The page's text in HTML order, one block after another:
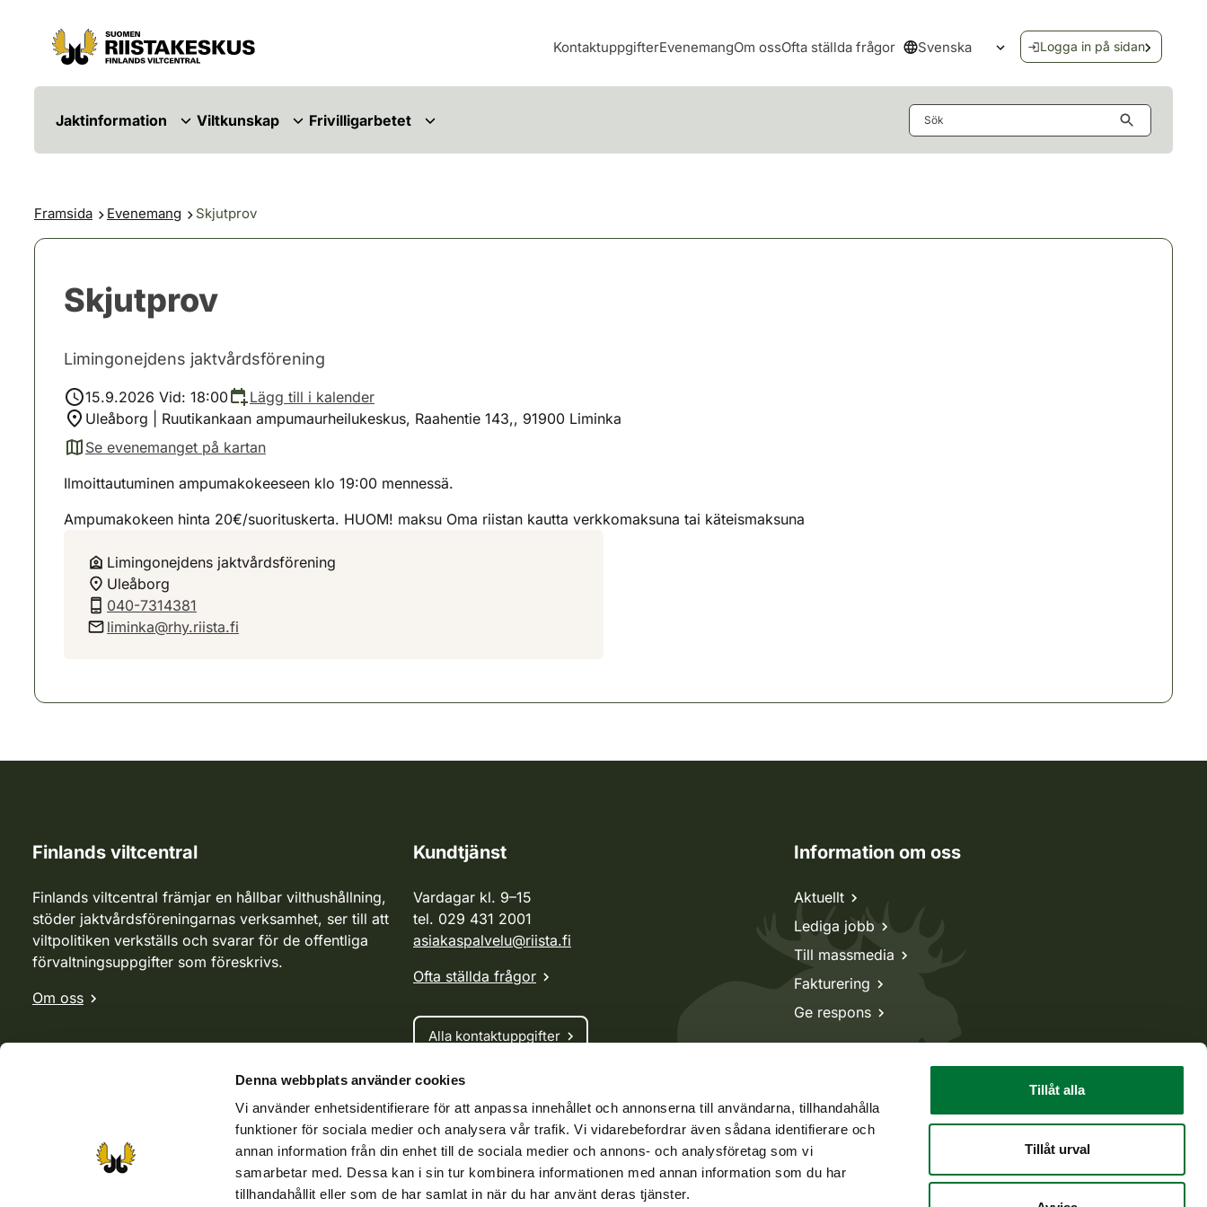
Denna webbplats använder cookies
Vi använder enhetsidentifierare för att anpassa innehållet och annonserna till användarna, tillhandahålla
funktioner för sociala medier och analysera vår trafik. Vi vidarebefordrar även sådana identifierare och
annan information från din enhet till de sociala medier och annons- och analysföretag som vi
samarbetar med. Dessa kan i sin tur kombinera informationen med annan information som du har
tillhandahållit eller som de har samlat in när du har använt deras tjänster.
Tillåt alla
Tillåt urval
Hoppa till innehåll
Gå till webbplatskartan
KontaktuppgifterEvenemangOm ossOfta ställda frågor Svenska
Öppna språkmenyn
Logga in på sidan
Jaktinformation Viltkunskap Frivilligarbetet
Framsida Evenemang Skjutprov
Skjutprov
Limingonejdens jaktvårdsförening
15.9.2026 Vid: 18:00
Lägg till i kalender
Uleåborg | Ruutikankaan ampumaurheilukeskus, Raahentie 143,, 91900 Liminka
Se evenemanget på kartan
(avautuu uuteen välilehteen)
Ilmoittautuminen ampumakokeeseen klo 19:00 mennessä.
Ampumakokeen hinta 20€/suorituskerta. HUOM! maksu Oma riistan kautta verkkomaksuna tai käteismaksuna
Limingonejdens jaktvårdsförening
Uleåborg
040-7314381
liminka@rhy.riista.fi
Finlands viltcentral
Finlands viltcentral främjar en hållbar vilthushållning,
stöder jaktvårdsföreningarnas verksamhet, ser till att
viltpolitiken verkställs och svarar för de offentliga
förvaltningsuppgifter som föreskrivs.
Om oss
Kundtjänst
Vardagar kl. 9–15
tel. 029 431 2001
asiakaspalvelu@riista.fi
Ofta ställda frågor
Alla kontaktuppgifter
Jaktkort
Oma riista -tjänsten
Ansökan om licenser och dispenser
Information om oss
Aktuellt
Lediga jobb
Till massmedia
Fakturering
Ge respons